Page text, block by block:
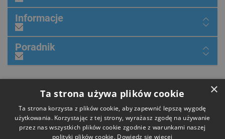
Informacje
Poradnik
Płatności
×
Ta strona używa plików cookie
Ta strona korzysta z plików cookie, aby zapewnić lepszą wygodę
użytkowania. Korzystając z tej strony, wyrażasz zgodę na używanie
przez nas wszystkich plików cookie zgodnie z warunkami naszej
polityki plików cookie. Dowiedz się więcej